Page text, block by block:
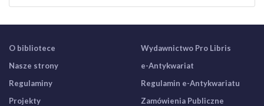
O bibliotece
Nasze strony
Regulaminy
Projekty
Wydawnictwo Pro Libris
e-Antykwariat
Regulamin e-Antykwariatu
Zamówienia Publiczne